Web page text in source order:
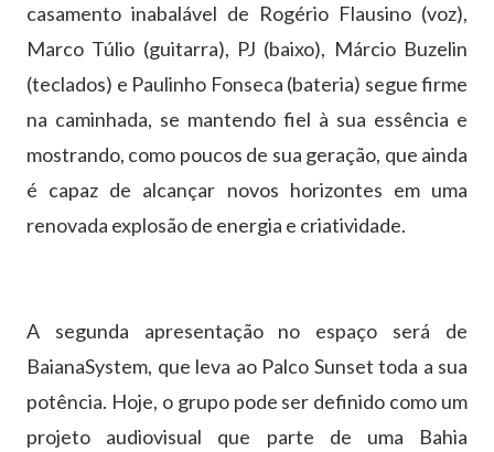
casamento inabalável de Rogério Flausino (voz),
Marco Túlio (guitarra), PJ (baixo), Márcio Buzelin
(teclados) e Paulinho Fonseca (bateria) segue firme
na caminhada, se mantendo fiel à sua essência e
mostrando, como poucos de sua geração, que ainda
é capaz de alcançar novos horizontes em uma
renovada explosão de energia e criatividade.
A segunda apresentação no espaço será de
BaianaSystem, que leva ao Palco Sunset toda a sua
potência. Hoje, o grupo pode ser definido como um
projeto audiovisual que parte de uma Bahia